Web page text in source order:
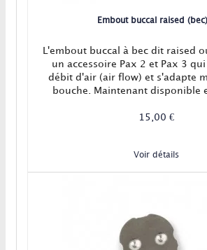
Embout buccal raised
L'embout buccal à bec dit raised
un accessoire Pax 2 et Pax 3
débit d'air (air flow) et s'adapte
bouche. Maintenant disponible
15,00 €
Voir détails